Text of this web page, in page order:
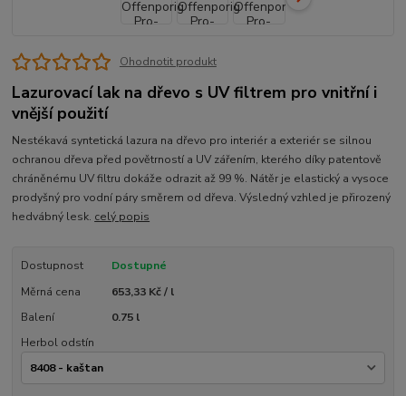
Ohodnotit produkt
Lazurovací lak na dřevo s UV filtrem pro vnitřní i
vnější použití
Nestékavá syntetická lazura na dřevo pro interiér a exteriér se silnou
ochranou dřeva před povětrností a UV zářením, kterého díky patentově
chráněnému UV filtru dokáže odrazit až 99 %. Nátěr je elastický a vysoce
prodyšný pro vodní páry směrem od dřeva. Výsledný vzhled je přirozený
hedvábný lesk. celý popis
Dostupnost
Dostupné
Měrná cena
653,33 Kč / l
Balení
0.75 l
Herbol odstín